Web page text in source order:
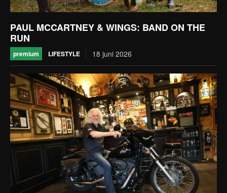
PAUL MCCARTNEY & WINGS: BAND ON THE
RUN
premium LIFESTYLE 18 juni 2026